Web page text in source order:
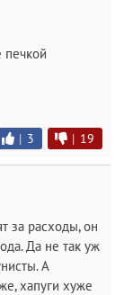
| 3 | 19
за расходы, он
Да не так уж
А
хапуги хуже